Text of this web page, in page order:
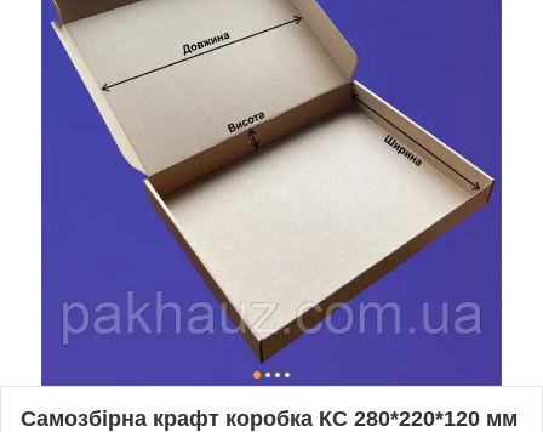
Самозбірна крафт коробка КС 280*220*120 мм